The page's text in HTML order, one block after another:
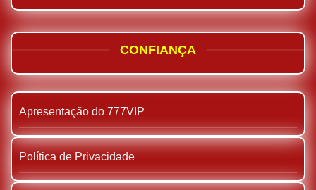
CONFIANÇA
Apresentação do 777VIP
Política de Privacidade